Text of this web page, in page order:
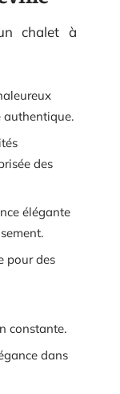
chalet à
authentique.
des
élégante
pour des
constante.
dans